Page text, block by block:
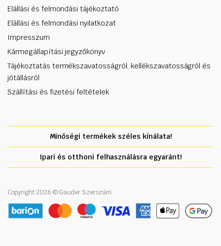
Elállási és felmondási tájékoztató
Elállási és felmondási nyilatkozat
Impresszum
Kármegállapítási jegyzőkönyv
Tájékoztatás termékszavatosságról, kellékszavatosságról és
jótállásról
Szállítási és fizetési feltételek
Minőségi termékek széles kínálata!
Ipari és otthoni felhasználásra egyaránt!
Copyright 2026 © Gauder Szerszám